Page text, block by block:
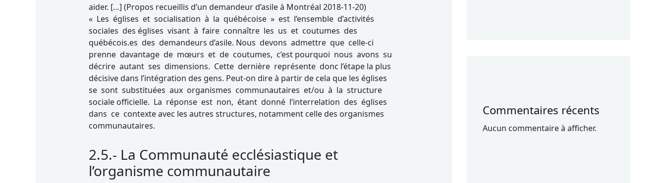
aider. […] (Propos recueillis d’un demandeur d’asile à Montréal 2018-11-20)
« Les églises et socialisation à la québécoise » est l’ensemble d’activités
sociales des églises visant à faire connaître les us et coutumes des
québécois.es des demandeurs d’asile. Nous devons admettre que celle-ci
prenne davantage de mœurs et de coutumes, c’est pourquoi nous avons su
décrire autant ses dimensions. Cette dernière représente donc l’étape la plus
décisive dans l’intégration des gens. Peut-on dire à partir de cela que les églises
se sont substituées aux organismes communautaires et/ou à la structure
sociale officielle. La réponse est non, étant donné l’interrelation des églises
dans ce contexte avec les autres structures, notamment celle des organismes
communautaires.
2.5.- La Communauté ecclésiastique et
l’organisme communautaire
Commentaires récents
Aucun commentaire à afficher.